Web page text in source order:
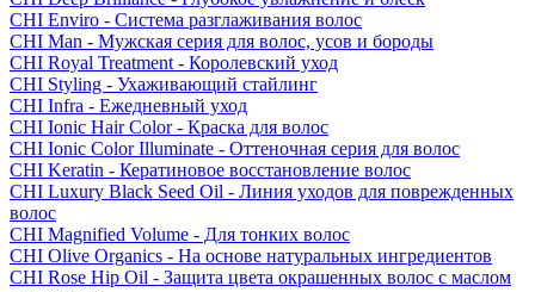
CHI Enviro - Система разглаживания волос
CHI Man - Мужская серия для волос, усов и бороды
CHI Royal Treatment - Королевский уход
CHI Styling - Ухаживающий стайлинг
CHI Infra - Ежедневный уход
CHI Ionic Hair Color - Краска для волос
CHI Ionic Color Illuminate - Оттеночная серия для волос
CHI Keratin - Кератиновое восстановление волос
CHI Luxury Black Seed Oil - Линия уходов для поврежденных
волос
CHI Magnified Volume - Для тонких волос
CHI Olive Organics - На основе натуральных ингредиентов
CHI Rose Hip Oil - Защита цвета окрашенных волос с маслом